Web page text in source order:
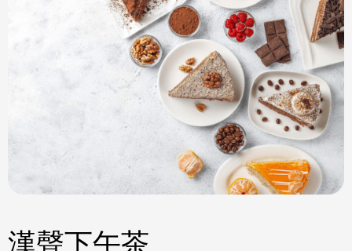
漢聲下午茶